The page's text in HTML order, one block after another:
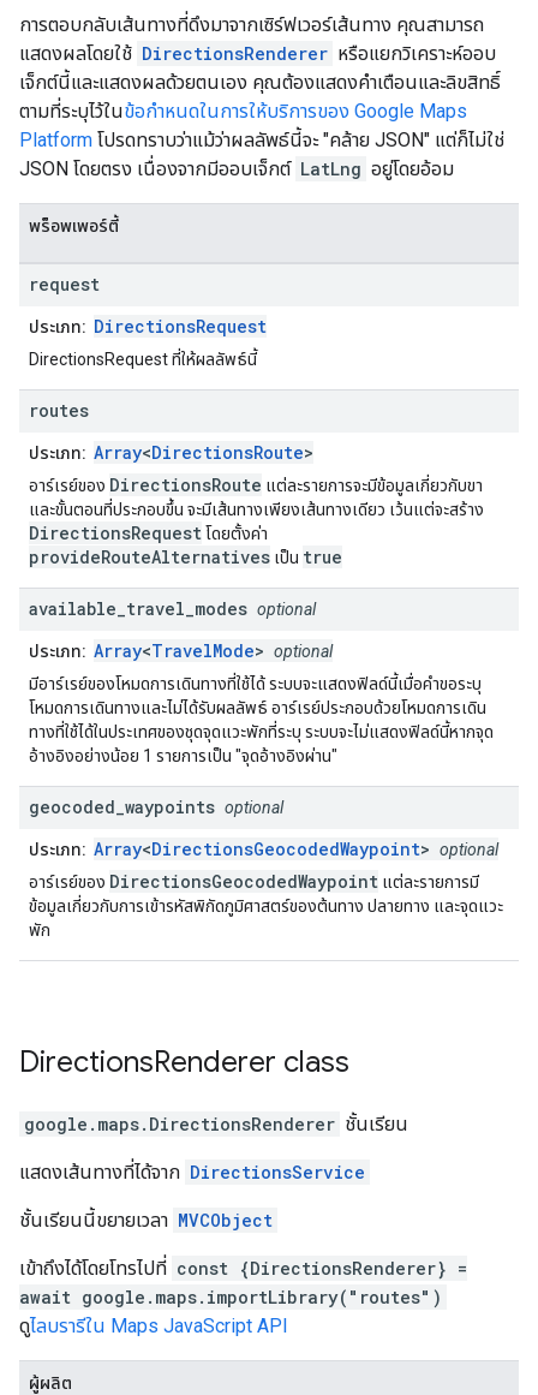
การตอบกลับเส้นทางที่ดึงมาจากเซิร์ฟเวอร์เส้นทาง คุณสามารถ
แสดงผลโดยใช้ DirectionsRenderer หรือแยกวิเคราะห์ออบ
เจ็กต์นี้และแสดงผลด้วยตนเอง คุณต้องแสดงคำเตือนและลิขสิทธิ์
ตามที่ระบุไว้ในข้อกำหนดในการให้บริการของ Google Maps
Platform โปรดทราบว่าแม้ว่าผลลัพธ์นี้จะ "คล้าย JSON" แต่ก็ไม่ใช่
JSON โดยตรง เนื่องจากมีออบเจ็กต์ LatLng อยู่โดยอ้อม
พร็อพเพอร์ตี้
request
ประเภท: DirectionsRequest
DirectionsRequest ที่ให้ผลลัพธ์นี้
routes
ประเภท: Array<DirectionsRoute>
อาร์เรย์ของ DirectionsRoute แต่ละรายการจะมีข้อมูลเกี่ยวกับขา
และขั้นตอนที่ประกอบขึ้น จะมีเส้นทางเพียงเส้นทางเดียว เว้นแต่จะสร้าง
DirectionsRequest โดยตั้งค่า
provideRouteAlternatives เป็น true
available travel modes optional
ประเภท: Array<TravelMode> optional
มีอาร์เรย์ของโหมดการเดินทางที่ใช้ได้ ระบบจะแสดงฟิลด์นี้เมื่อคำขอระบุ
โหมดการเดินทางและไม่ได้รับผลลัพธ์ อาร์เรย์ประกอบด้วยโหมดการเดิน
ทางที่ใช้ได้ในประเทศของชุดจุดแวะพักที่ระบุ ระบบจะไม่แสดงฟิลด์นี้หากจุด
อ้างอิงอย่างน้อย 1 รายการเป็น "จุดอ้างอิงผ่าน"
geocoded waypoints optional
ประเภท: Array<DirectionsGeocodedWaypoint> optional
อาร์เรย์ของ DirectionsGeocodedWaypoint แต่ละรายการมี
ข้อมูลเกี่ยวกับการเข้ารหัสพิกัดภูมิศาสตร์ของต้นทาง ปลายทาง และจุดแวะ
พัก
DirectionsRenderer class
google.maps. DirectionsRenderer ชั้นเรียน
แสดงเส้นทางที่ได้จาก DirectionsService
ชั้นเรียนนี้ขยายเวลา MVCObject
เข้าถึงได้โดยโทรไปที่ const {DirectionsRenderer} =
await google.maps.importLibrary("routes")
ดูไลบรารีใน Maps JavaScript API
ผู้ผลิต